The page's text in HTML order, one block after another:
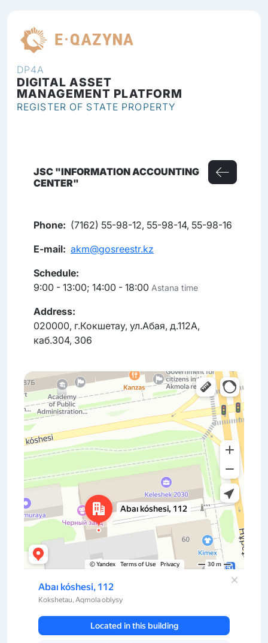
DP4A
DIGITAL ASSET
MANAGEMENT PLATFORM
REGISTER OF STATE PROPERTY
JSC "INFORMATION ACCOUNTING
CENTER"
Phone: (7162) 55-98-12, 55-98-14, 55-98-16
E-mail: akm@gosreestr.kz
Schedule:
9:00 - 13:00; 14:00 - 18:00 Astana time
Address:
020000, г.Кокшетау, ул.Абая, д.112А,
каб.304, 306